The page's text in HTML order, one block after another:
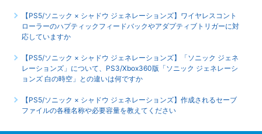
【PS5/ソニック × シャドウ ジェネレーションズ】ワイヤレスコント
ローラーのハプティックフィードバックやアダプティブトリガーに対
応していますか
【PS5/ソニック × シャドウ ジェネレーションズ】「ソニック ジェネ
レーションズ」について、PS3/Xbox360版「ソニック ジェネレーシ
ョンズ 白の時空」との違いは何ですか
【PS5/ソニック × シャドウ ジェネレーションズ】作成されるセーブ
ファイルの各種名称や必要容量を教えてください